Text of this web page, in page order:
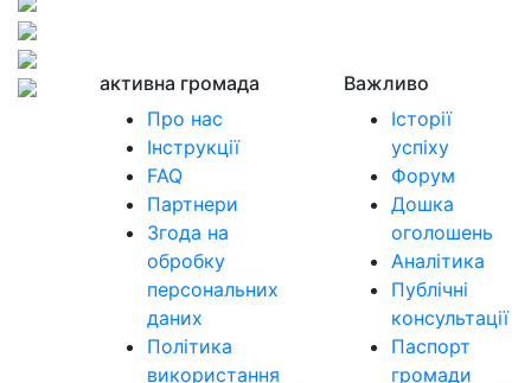
активна громада
Про нас
Інструкції
FAQ
Партнери
Згода на
обробку
персональних
даних
Політика
використання
Важливо
Історії
успіху
Форум
Дошка
оголошень
Аналітика
Публічні
консультації
Паспорт
громади